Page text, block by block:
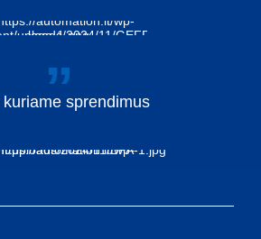
kuriame sprendimus